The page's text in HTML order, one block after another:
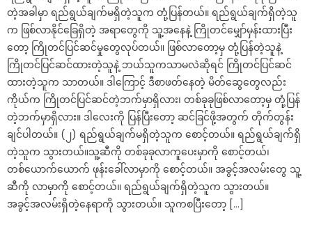
တဲ့အခါမှာ ရည်ရွယ်ချက်မရှိတဲ့သူက တုံ့ပြန်တယ်။ ရည်ရွယ်ချက်ရှိတဲ့သူ
က ဖြစ်လာနိုင်ခြေရှိတဲ့ အရာတွေကို သူ့အနေနဲ့ ကြိုတင်မျှော်မှန်းထားပြီး
တော့ ကြိုတင်ပြင်ဆင်မှုတွေလုပ်တယ်။ ဖြစ်လာတော့မှ တုံ့ပြန်တဲ့သူနဲ့
ကြိုတင်ပြင်ဆင်ထားတဲ့သူနဲ့ ဘယ်သူကသာမလဲဆိုရင် ကြိုတင်ပြင်ဆင်
ထားတဲ့သူက သာတယ်။ ဒါကြောင့် ဒီစာဖတ်နေတဲ့ မိတ်ဆွေတွေလည်း
ကိုယ်က ကြိုတင်ပြင်ဆင်တဲ့ဘက်မှာရှိလား၊ တစ်ခုခုဖြစ်လာတော့မှ တုံ့ပြန်
တဲ့ဘက်မှာရှိလား။ ဒါလေးကို ပြန်ပြီးတော့ ဆင်ခြင်ဖို့အတွက် တိုက်တွန်း
ချင်ပါတယ်။ (၂) ရည်ရွယ်ချက်မရှိတဲ့သူက စောင့်တယ်။ ရည်ရွယ်ချက်ရှိ
တဲ့သူက သွားတယ်။သူ့ဆီကို တစ်ခုခုလာကူပေးမှာကို စောင့်တယ်၊
တစ်ယောက်ယောက် ဖုန်းခေါ်လာမှာကို စောင့်တယ်။ အခွင့်အလမ်းတွေ သူ့
ဆီကို လာမှာကို စောင့်တယ်။ ရည်ရွယ်ချက်ရှိတဲ့သူက သွားတယ်။
အခွင့်အလမ်းရှိတဲ့နေရာကို သွားတယ်။ သူကစပြီးတော့ […]